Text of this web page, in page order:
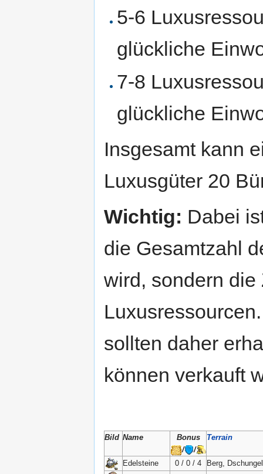
5-6
glückliche
7-8
glückliche
Insgesamt kann
Luxusgüter 20
Wichtig: Dabei
die Gesamtzahl
wird, sondern
sollten daher
können verkauft
Bild Name
Bonus
/
/
Terrain
Edelsteine 0 / 0 / 4
Berg, Dschungel